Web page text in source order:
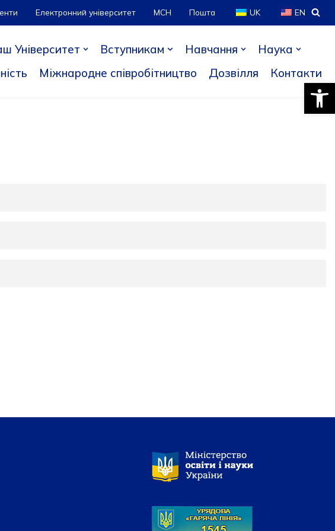
Електронний університет МСН Пошта UK EN
Університет Вступникам Навчання
Наука
Міжнародне співробітництво Дозвілля Контакти